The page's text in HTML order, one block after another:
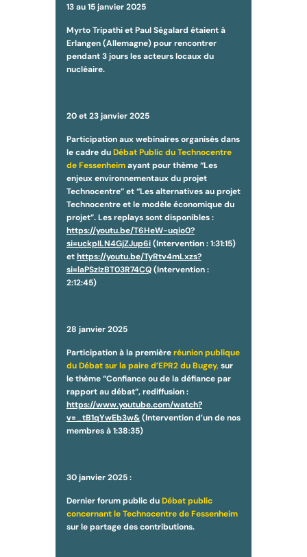
13 au 15 janvier 2025
Myrto Tripathi et Paul Ségalard étaient à
Erlangen (Allemagne) pour rencontrer
pendant 3 jours les acteurs locaux du
nucléaire.
20 et 23 janvier 2025
Participation aux webinaires organisés dans
le cadre duDébat Public du Technocentre
de Fessenheimayant pour thème “Les
enjeux environnementaux du projet
Technocentre” et “Les alternatives au projet
Technocentre et le modèle économique du
projet”. Les replays sont disponibles :
https://youtu.be/T6HeW-uqio0?
si=uckpILN4GjZJup6i(Intervention : 1:31:15)
ethttps://youtu.be/TyRtv4mLxzs?
si=laPSzIzBT03R74CQ(Intervention :
2:12:45)
28 janvier 2025
Participation à la premièreréunion publique
du Débat sur la paire d’EPR2 du Bugey,sur
le thème “Confiance ou de la défiance par
rapport au débat”, rediffusion :
https://www.youtube.com/watch?
v=_tB1qYwEb3w&(Intervention d’un de nos
membres à 1:38:35)
30 janvier 2025:
Dernier forum public duDébat public
concernant le Technocentre de Fessenheim
sur le partage des contributions.